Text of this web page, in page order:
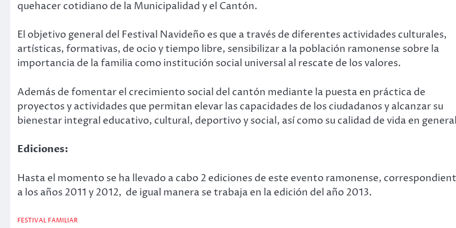
quehacer cotidiano de la Municipalidad y el Cantón.
El objetivo general del Festival Navideño es que a través de diferentes actividades culturales,
artísticas, formativas, de ocio y tiempo libre, sensibilizar a la población ramonense sobre la
importancia de la familia como institución social universal al rescate de los valores.
Además de fomentar el crecimiento social del cantón mediante la puesta en práctica de
proyectos y actividades que permitan elevar las capacidades de los ciudadanos y alcanzar su
bienestar integral educativo, cultural, deportivo y social, así como su calidad de vida en
Ediciones:
Hasta el momento se ha llevado a cabo 2 ediciones de este evento ramonense,
a los años 2011 y 2012, de igual manera se trabaja en la edición del año 2013.
FESTIVAL FAMILIAR